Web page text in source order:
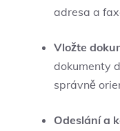
adresa a
Vložte
dokumenty
správně
Odeslání a